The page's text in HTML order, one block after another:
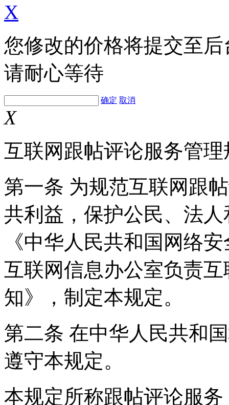
X
您修改的价格将提交至
请耐心等待
确定 取消
X
互联网跟帖评论服务管理
第一条 为规范互联网跟
共利益，保护公民、法
《中华人民共和国网络
互联网信息办公室负责
知》，制定本规定。
第二条 在中华人民共和
遵守本规定。
本规定所称跟帖评论服